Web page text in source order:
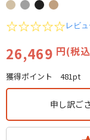
0.0
rating
レビ
26,469 円(税
獲得ポイント 481pt
申し訳ご